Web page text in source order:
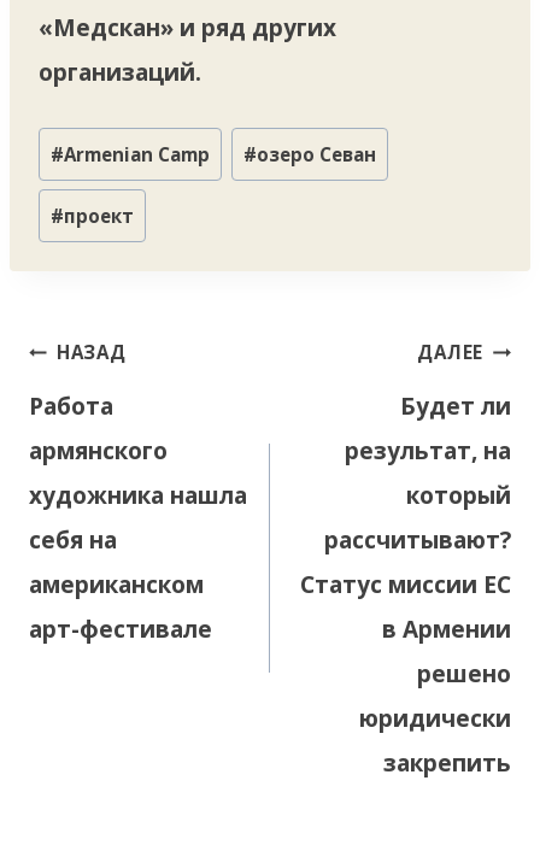
«Медскан» и ряд других
организаций.
Метки
записи:
#Armenian Camp #озеро Севан
#проект
Навигация
записям
НАЗАД
Работа
армянского
художника нашла
себя на
американском
арт-фестивале
ДАЛЕЕ
Будет ли
результат, на
который
рассчитывают?
Статус миссии ЕС
в Армении
решено
юридически
закрепить